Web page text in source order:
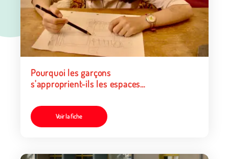
Pourquoi les garçons
s'approprient-ils les espaces
Voir la fiche